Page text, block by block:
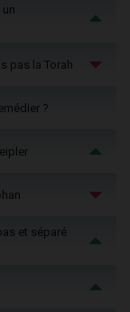
un
pas la Torah
?
et séparé